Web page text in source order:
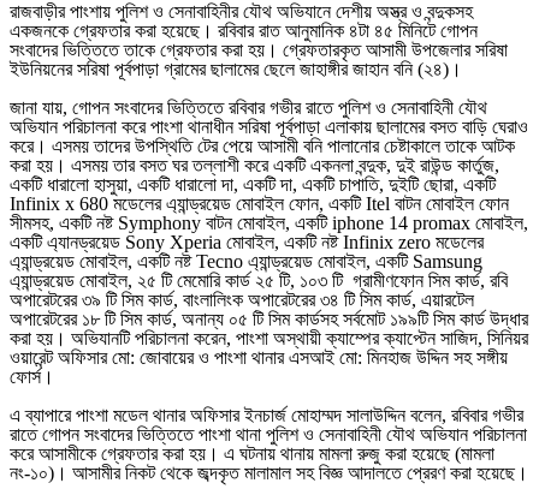
রাজবাড়ীর পাংশায় পুলিশ ও সেনাবাহিনীর যৌথ অভিযানে দেশীয় অস্ত্র ও বন্দুকসহ
একজনকে গ্রেফতার করা হয়েছে। রবিবার রাত আনুমানিক ৪টা ৪৫ মিনিটে গোপন
সংবাদের ভিত্তিতে তাকে গ্রেফতার করা হয়। গ্রেফতারকৃত আসামী উপজেলার সরিষা
ইউনিয়নের সরিষা পূর্বপাড়া গ্রামের ছালামের ছেলে জাহাঙ্গীর জাহান বনি (২৪)।
জানা যায়, গোপন সংবাদের ভিত্তিতে রবিবার গভীর রাতে পুলিশ ও সেনাবাহিনী যৌথ
অভিযান পরিচালনা করে পাংশা থানাধীন সরিষা পূর্বপাড়া এলাকায় ছালামের বসত বাড়ি ঘেরাও
করে। এসময় তাদের উপস্থিতি টের পেয়ে আসামী বনি পালানোর চেষ্টাকালে তাকে আটক
করা হয়। এসময় তার বসত ঘর তল্লাশী করে একটি একনলা বন্দুক, দুই রাউন্ড কার্তুজ,
একটি ধারালো হাসুয়া, একটি ধারালো দা, একটি দা, একটি চাপাতি, দুইটি ছোরা, একটি
Infinix x 680 মডেলের এ্যান্ড্রয়েড মোবাইল ফোন, একটি Itel বাটন মোবাইল ফোন
সীমসহ, একটি নষ্ট Symphony বাটন মোবাইল, একটি iphone 14 promax মোবাইল,
একটি এ্যানড্রয়েড Sony Xperia মোবাইল, একটি নষ্ট Infinix zero মডেলের
এ্যান্ড্রয়েড মোবাইল, একটি নষ্ট Tecno এ্যান্ড্রয়েড মোবাইল, একটি Samsung
এ্যান্ড্রয়েড মোবাইল, ২৫ টি মেমোরি কার্ড ২৫ টি, ১০৩ টি গ্রামীণফোন সিম কার্ড, রবি
অপারেটরের ৩৯ টি সিম কার্ড, বাংলালিংক অপারেটরের ৩৪ টি সিম কার্ড, এয়ারটেল
অপারেটরের ১৮ টি সিম কার্ড, অনান্য ০৫ টি সিম কার্ডসহ সর্বমোট ১৯৯টি সিম কার্ড উদ্ধার
করা হয়। অভিযানটি পরিচালনা করেন, পাংশা অস্থায়ী ক্যাম্পের ক্যাপ্টেন সাজিদ, সিনিয়র
ওয়ারেন্ট অফিসার মো: জোবায়ের ও পাংশা থানার এসআই মো: মিনহাজ উদ্দিন সহ সঙ্গীয়
ফোর্স।
এ ব্যাপারে পাংশা মডেল থানার অফিসার ইনচার্জ মোহাম্মদ সালাউদ্দিন বলেন, রবিবার গভীর
রাতে গোপন সংবাদের ভিত্তিতে পাংশা থানা পুলিশ ও সেনাবাহিনী যৌথ অভিযান পরিচালনা
করে আসামীকে গ্রেফতার করা হয়। এ ঘটনায় থানায় মামলা রুজু করা হয়েছে (মামলা
নং-১০)। আসামীর নিকট থেকে জব্দকৃত মালামাল সহ বিজ্ঞ আদালতে প্রেরণ করা হয়েছে।